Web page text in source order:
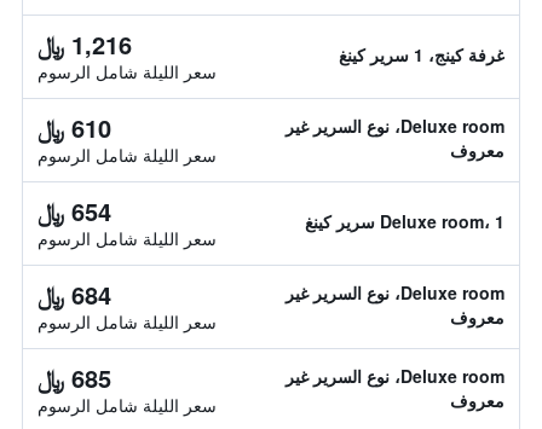
غرفة كينج، 1 سرير كينغ 1,216 ﷼
سعر الليلة شامل الرسوم
Deluxe room، نوع السرير غير
معروف
610 ﷼
سعر الليلة شامل الرسوم
Deluxe room، 1 سرير كينغ 654 ﷼
سعر الليلة شامل الرسوم
Deluxe room، نوع السرير غير
معروف
684 ﷼
سعر الليلة شامل الرسوم
Deluxe room، نوع السرير غير
معروف
685 ﷼
سعر الليلة شامل الرسوم